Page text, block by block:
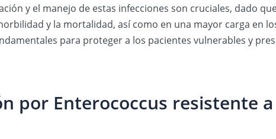
y el manejo de estas infecciones son cruciales, dado
y la mortalidad, así como en una mayor carga en
para proteger a los pacientes vulnerables y
por Enterococcus resistente a